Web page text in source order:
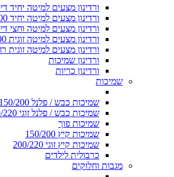
ורדינון מצעים למיטה יחיד דיסני
ורדינון מצעים למיטה יחיד 90/200
ורדינון מצעים למיטה וחצי דיסני
ורדינון מצעים למיטה זוגית 160/200
ורדינון מצעים למיטה זוגית רחבה
ורדינון שמיכות
ורדינון כריות
שמיכות
שמיכות כבש / פלנל 150/200
שמיכות כבש / פלנל זוגי 200/220
שמיכות פוך
שמיכות קיץ 150/200
שמיכות קיץ זוגי 200/220
כרבולית לילדים
מגבות וחלוקים